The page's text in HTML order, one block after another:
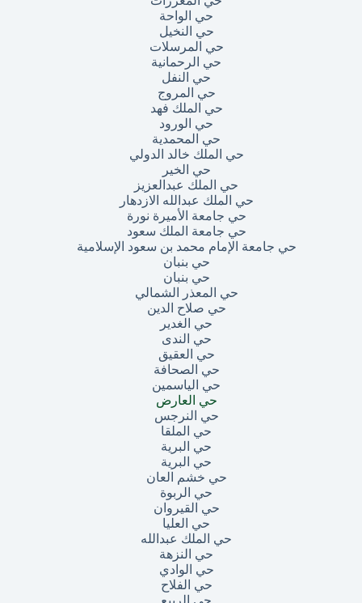
حي الواحة
حي النخيل
حي المرسلات
حي الرحمانية
حي النفل
حي المروج
حي الملك فهد
حي الورود
حي المحمدية
حي الملك خالد الدولي
حي الخير
حي الملك عبدالعزيز
حي الملك عبدالله الازدهار
حي جامعة الأميرة نورة
حي جامعة الملك سعود
حي جامعة الإمام محمد بن سعود الإسلامية
حي بنبان
حي بنبان
حي المعذر الشمالي
حي صلاح الدين
حي الغدير
حي الندى
حي العقيق
حي الصحافة
حي الياسمين
حي العارض
حي النرجس
حي الملقا
حي البرية
حي البرية
حي خشم العان
حي الربوة
حي القيروان
حي العليا
حي الملك عبدالله
حي النزهة
حي الوادي
حي الفلاح
حي الربيع